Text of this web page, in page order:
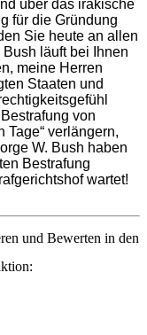
über das irakische
für die Gründung
Sie heute an allen
läuft bei Ihnen
meine Herren
Staaten und
von
Tage“ verlängern,
W. Bush haben
Bestrafung
wartet!
und Bewerten in den